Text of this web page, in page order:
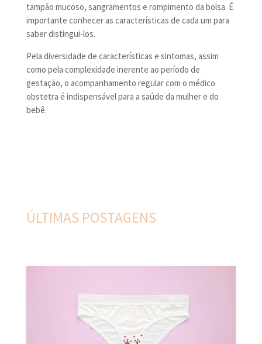
tampão mucoso, sangramentos e rompimento da bolsa. É
importante conhecer as características de cada um para
saber distingui-los.
Pela diversidade de características e sintomas, assim
como pela complexidade inerente ao período de
gestação, o acompanhamento regular com o médico
obstetra é indispensável para a saúde da mulher e do
bebê.
ÚLTIMAS POSTAGENS